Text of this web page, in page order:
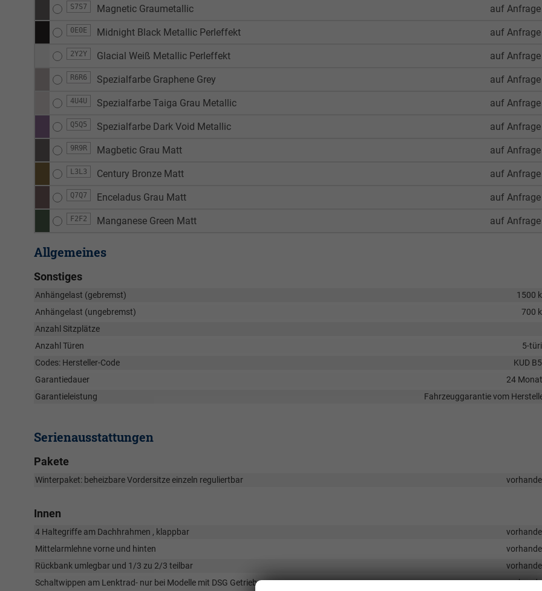
S7S7 Magnetic Graumetallic auf Anfrage
0E0E Midnight Black Metallic Perleffekt auf Anfrage
2Y2Y Glacial Weiß Metallic Perleffekt auf Anfrage
R6R6 Spezialfarbe Graphene Grey auf Anfrage
4U4U Spezialfarbe Taiga Grau Metallic auf Anfrage
Q5Q5 Spezialfarbe Dark Void Metallic auf Anfrage
9R9R Magbetic Grau Matt auf Anfrage
L3L3 Century Bronze Matt auf Anfrage
Q7Q7 Enceladus Grau Matt auf Anfrage
F2F2 Manganese Green Matt auf Anfrage
Allgemeines
Sonstiges
Anhängelast (gebremst)
1500
Anhängelast (ungebremst)
700
Anzahl Sitzplätze
Anzahl Türen
5-
Codes: Hersteller-Code
KUD
Garantiedauer
24
Garantieleistung
Fahrzeuggarantie vom
Serienausstattungen
Pakete
Winterpaket: beheizbare Vordersitze einzeln reguliertbar
Innen
4 Haltegriffe am Dachhrahmen , klappbar
Mittelarmlehne vorne und hinten
Rückbank umlegbar und 1/3 zu 2/3 teilbar
Schaltwippen am Lenktrad- nur bei Modelle mit DSG Getriebe.